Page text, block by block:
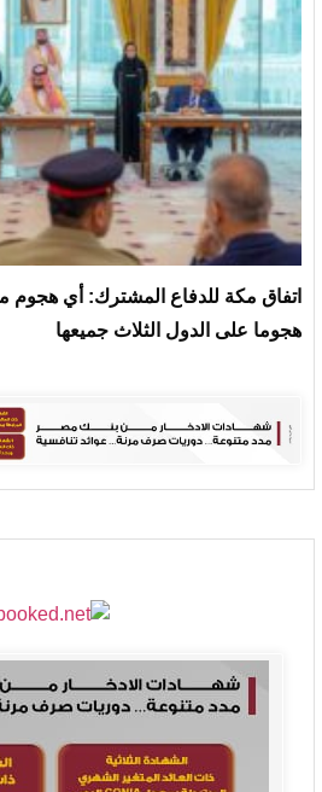
‏اتفاق مكة للدفاع المشترك: أي هجوم
هجوما على الدول الثلاث جميعها